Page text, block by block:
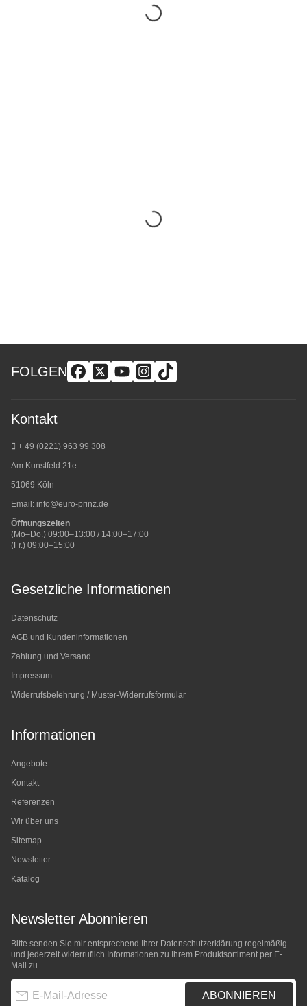
FOLGEN
Kontakt
+ 49 (0221) 963 99 308
Am Kunstfeld 21e
51069 Köln
Email: info@euro-prinz.de
Öffnungszeiten
(Mo–Do.) 09:00–13:00 / 14:00–17:00
(Fr.) 09:00–15:00
Gesetzliche Informationen
Datenschutz
AGB und Kundeninformationen
Zahlung und Versand
Impressum
Widerrufsbelehrung / Muster-Widerrufsformular
Informationen
Angebote
Kontakt
Referenzen
Wir über uns
Sitemap
Newsletter
Katalog
Newsletter Abonnieren
Bitte senden Sie mir entsprechend Ihrer Datenschutzerklärung regelmäßig
und jederzeit widerruflich Informationen zu Ihrem Produktsortiment per E-
Mail zu.
ABONNIEREN